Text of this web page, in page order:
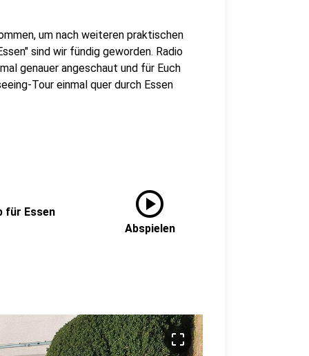
um nach weiteren praktischen
sind wir fündig geworden. Radio
genauer angeschaut und für Euch
Tour einmal quer durch Essen
für Essen play_circle
Abspielen
crop_free